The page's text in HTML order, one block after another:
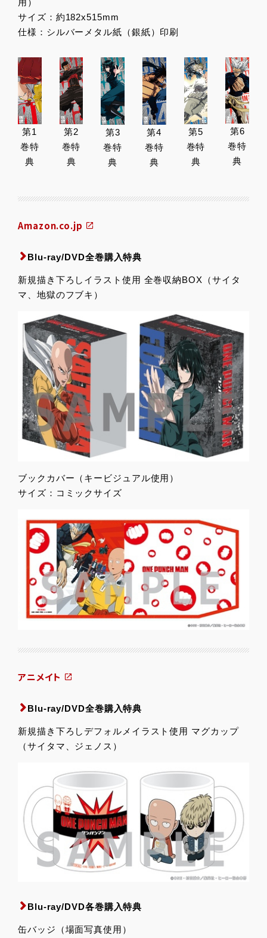
用）
サイズ：約182x515mm
仕様：シルバーメタル紙（銀紙）印刷
第1
巻特
典
第2
巻特
典
第3
巻特
典
第4
巻特
典
第5
巻特
典
第6
巻特
典
Amazon.co.jp
Blu-ray/DVD全巻購入特典
新規描き下ろしイラスト使用 全巻収納BOX（サイタ
マ、地獄のフブキ）
ブックカバー（キービジュアル使用）
サイズ：コミックサイズ
アニメイト
Blu-ray/DVD全巻購入特典
新規描き下ろしデフォルメイラスト使用 マグカップ
（サイタマ、ジェノス）
Blu-ray/DVD各巻購入特典
缶バッジ（場面写真使用）